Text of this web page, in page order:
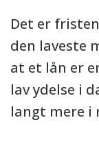
Det er
den laveste
at et lån er
lav ydelse i
langt mere i